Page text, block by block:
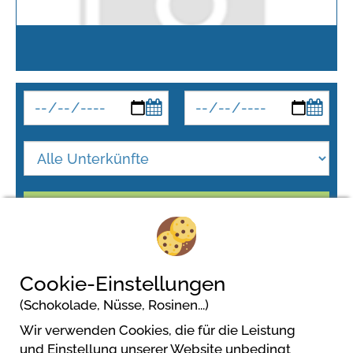
Cookie-Einstellungen
(Schokolade, Nüsse, Rosinen...)
Wir verwenden Cookies, die für die Leistung
und Einstellung unserer Website unbedingt